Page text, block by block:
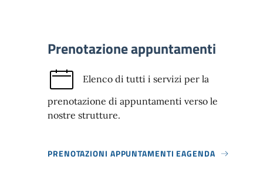
Prenotazione appuntamenti
Elenco di tutti i servizi per la
prenotazione di appuntamenti verso le
nostre strutture.
PRENOTAZIONI APPUNTAMENTI EAGENDA